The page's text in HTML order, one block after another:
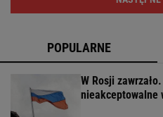
POPULARNE
W Rosji
nieakceptowalne